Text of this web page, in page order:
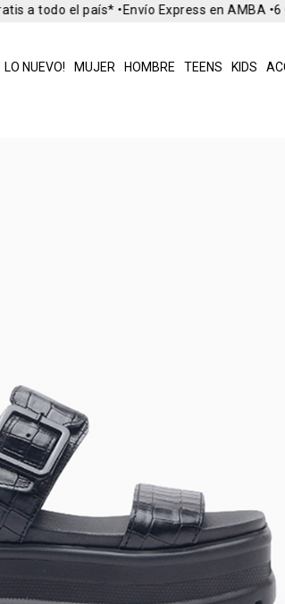
LO NUEVO! MUJER HOMBRE TEENS KIDS
a todo el país* •Envío Express en AMBA •6